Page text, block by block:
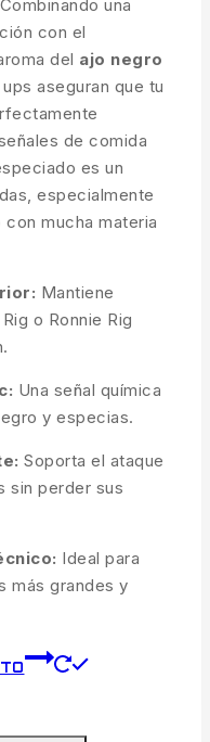
una
con el
del ajo negro
aseguran que tu
de comida
es un
especialmente
mucha materia
Mantiene
o Ronnie Rig
Una señal química
y especias.
Soporta el ataque
sin perder sus
Ideal para
más grandes y